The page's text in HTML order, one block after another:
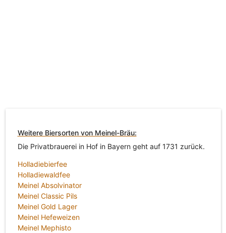
Weitere Biersorten von Meinel-Bräu:
Die Privatbrauerei in Hof in Bayern geht auf 1731 zurück.
Holladiebierfee
Holladiewaldfee
Meinel Absolvinator
Meinel Classic Pils
Meinel Gold Lager
Meinel Hefeweizen
Meinel Mephisto